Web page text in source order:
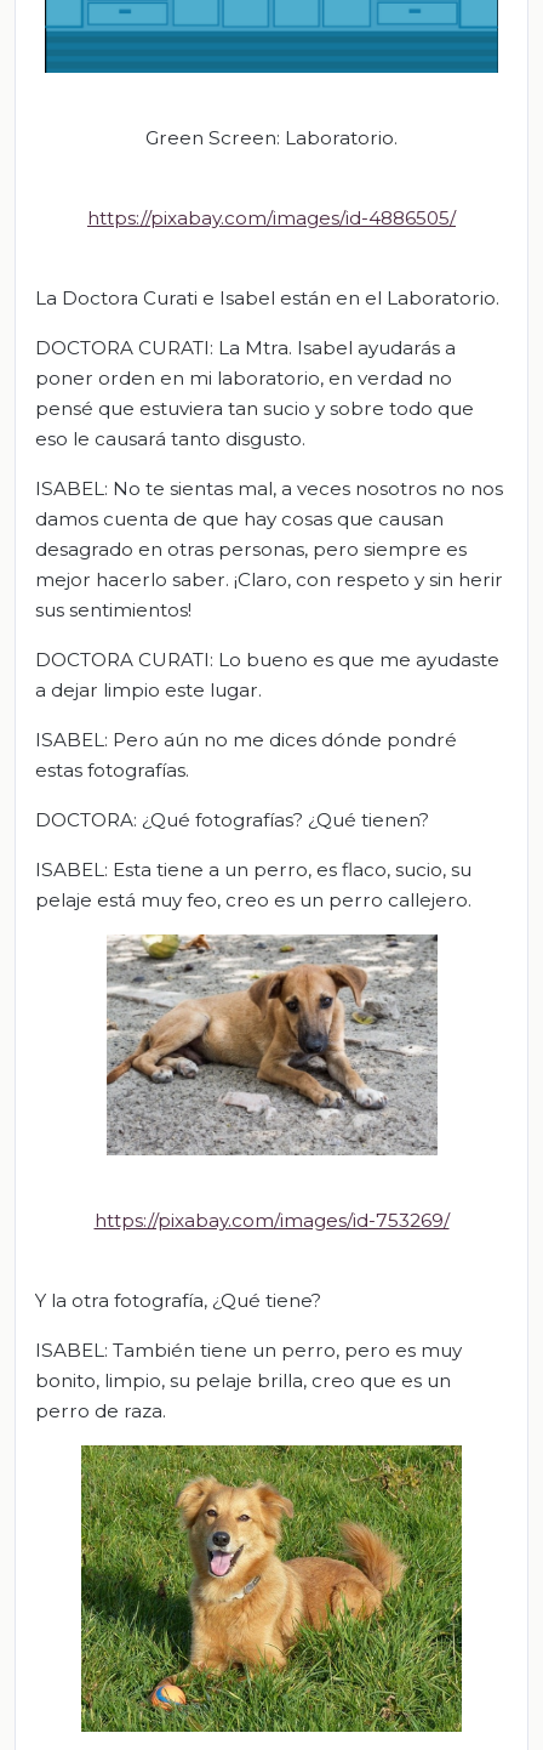
Green Screen: Laboratorio.
https://pixabay.com/images/id-4886505/
La Doctora Curati e Isabel están en el Laboratorio.
DOCTORA CURATI: La Mtra. Isabel ayudarás a
poner orden en mi laboratorio, en verdad no
pensé que estuviera tan sucio y sobre todo que
eso le causará tanto disgusto.
ISABEL: No te sientas mal, a veces nosotros no nos
damos cuenta de que hay cosas que causan
desagrado en otras personas, pero siempre es
mejor hacerlo saber. ¡Claro, con respeto y sin herir
sus sentimientos!
DOCTORA CURATI: Lo bueno es que me ayudaste
a dejar limpio este lugar.
ISABEL: Pero aún no me dices dónde pondré
estas fotografías.
DOCTORA: ¿Qué fotografías? ¿Qué tienen?
ISABEL: Esta tiene a un perro, es flaco, sucio, su
pelaje está muy feo, creo es un perro callejero.
https://pixabay.com/images/id-753269/
Y la otra fotografía, ¿Qué tiene?
ISABEL: También tiene un perro, pero es muy
bonito, limpio, su pelaje brilla, creo que es un
perro de raza.